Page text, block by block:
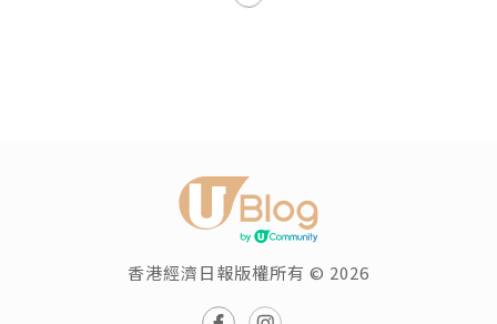
山半日遊｜尋訪白色鳥居。走過
小長城｜尋找長洲石刻 。欣賞
沿途海景奇石。捕捉醉人日落